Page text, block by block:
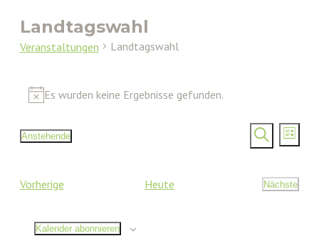
Landtagswahl
Veranstaltungen Landtagswahl
Veranstaltungen
Hinweis
Es wurden keine Ergebnisse gefunden.
Such-
und
Suche
Liste
Anstehende
VorherigeVeranstaltungen Heute
Nächste
Kalender abonnieren